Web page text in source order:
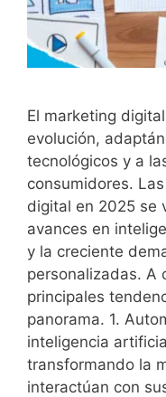
El marketing
evolución,
tecnológicos y a
consumidores.
digital en 2025 se
avances en
y la creciente
personalizadas. A
principales
panorama. 1.
inteligencia
transformando la
interactúan con